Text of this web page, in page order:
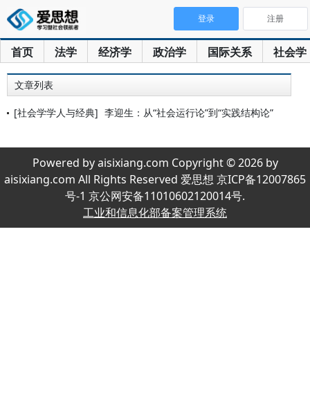
首页 法学 经济学 政治学 国际关系 社会学
登录 注册
文章列表
[社会学学人与经典] 李迎生：从“社会运行论”到“实践结构论”
Powered by aisixiang.com Copyright © 2026 by
aisixiang.com All Rights Reserved 爱思想 京ICP备12007865
号-1 京公网安备11010602120014号.
工业和信息化部备案管理系统